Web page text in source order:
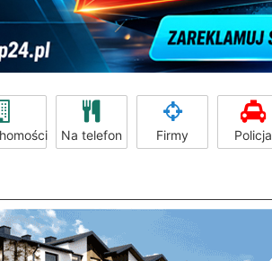
Na telefon Firmy Policja